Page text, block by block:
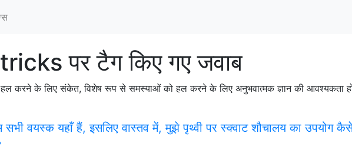
पर टैग किए गए जवाब
हल करने के लिए संकेत, विशेष रूप से समस्याओं को हल करने के लिए अनुभवात्मक ज्ञान की आवश्यकता होती
सभी वयस्क यहाँ हैं, इसलिए वास्तव में, मुझे पृथ्वी पर स्क्वाट शौचालय का उपयोग